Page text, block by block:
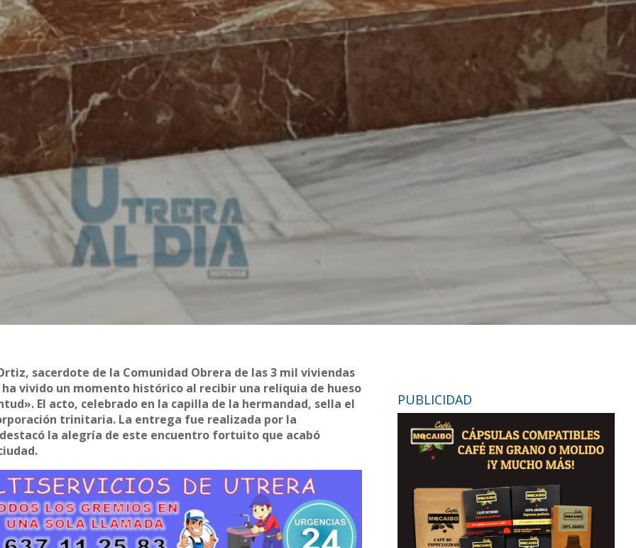
sacerdote de la Comunidad Obrera de las 3 mil viviendas
vivido un momento histórico al recibir una reliquia de hueso
El acto, celebrado en la capilla de la hermandad, sella el
trinitaria. La entrega fue realizada por la
la alegría de este encuentro fortuito que acabó
PUBLICIDAD